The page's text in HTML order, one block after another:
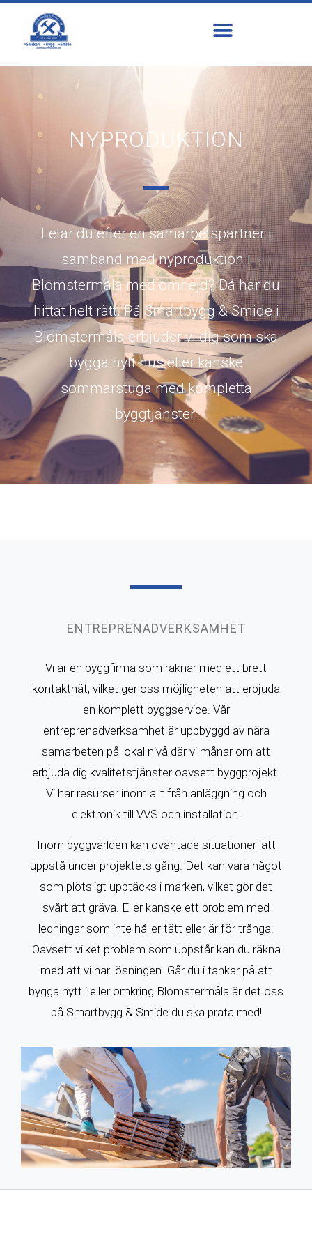
NYPRODUKTION
Letar du efter en samarbetspartner i
samband med nyproduktion i
Blomstermåla med omnejd? Då har du
hittat helt rätt. På Smartbygg & Smide i
Blomstermåla erbjuder vi dig som ska
bygga nytt hus eller kanske
sommarstuga med kompletta
byggtjänster.
ENTREPRENADVERKSAMHET
Vi är en byggfirma som räknar med ett brett
kontaktnät, vilket ger oss möjligheten att erbjuda
en komplett byggservice. Vår
entreprenadverksamhet är uppbyggd av nära
samarbeten på lokal nivå där vi månar om att
erbjuda dig kvalitetstjänster oavsett byggprojekt.
Vi har resurser inom allt från anläggning och
elektronik till VVS och installation.
Inom byggvärlden kan oväntade situationer lätt
uppstå under projektets gång. Det kan vara något
som plötsligt upptäcks i marken, vilket gör det
svårt att gräva. Eller kanske ett problem med
ledningar som inte håller tätt eller är för trånga.
Oavsett vilket problem som uppstår kan du räkna
med att vi har lösningen. Går du i tankar på att
bygga nytt i eller omkring Blomstermåla är det oss
på Smartbygg & Smide du ska prata med!